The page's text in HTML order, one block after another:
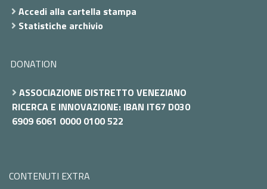
Accedi alla cartella stampa
Statistiche archivio
DONATION
ASSOCIAZIONE DISTRETTO VENEZIANO
RICERCA E INNOVAZIONE: IBAN IT67 D030
6909 6061 0000 0100 522
CONTENUTI EXTRA